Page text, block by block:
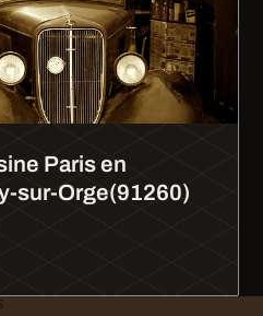
Paris en
sur-Orge(91260)